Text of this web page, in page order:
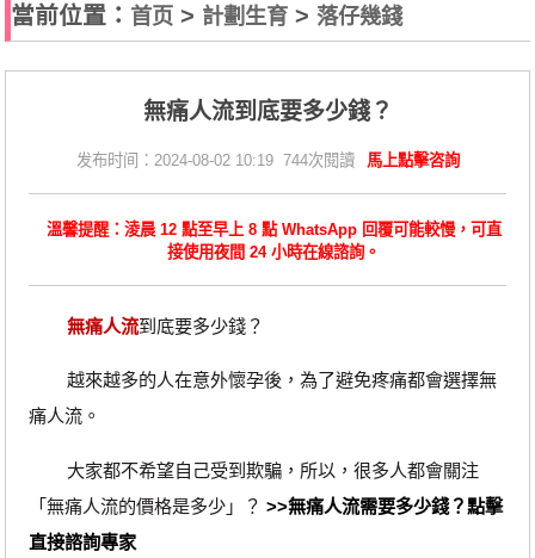
當前位置： 首页 > 計劃生育 >落仔幾錢
無痛人流到底要多少錢？
发布时间：2024-08-02 10:19 744次閱讀 馬上點擊咨詢
溫馨提醒：淩晨 12 點至早上 8 點 WhatsApp 回覆可能較慢，可直
接使用夜間 24 小時在線諮詢。
無痛人流到底要多少錢？
越來越多的人在意外懷孕後，為了避免疼痛都會選擇無
痛人流。
大家都不希望自己受到欺騙，所以，很多人都會關注
「無痛人流的價格是多少」？ >>無痛人流需要多少錢？點擊
直接諮詢專家